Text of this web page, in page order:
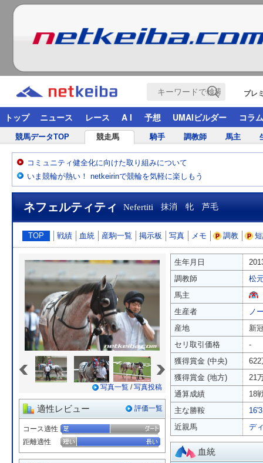
プレ
トップ ニュース レース A I 予想 UMAIビルダー コラム
競馬データTOP 競走馬 騎手 調教師 馬主
コミュニティ健全化に向けた取り組みについて
いま競輪が熱い！ netkeirinで競輪を気軽に楽しもう
ネフェルティティ Nefertiti 抹消 牝 芦毛
TOP 戦績 血統 産駒一覧 掲示板 写真 メモ 調教
写真一覧 /写真投稿
適性レビュー 評価一覧
コース適性
距離適性
生年月日
調教師
松
馬主
生産者
ノ
産地
新
セリ取引価格
-
獲得賞金 (中央)
622
獲得賞金 (地方)
21
通算成績
18
主な勝鞍
近親馬
デ
血統